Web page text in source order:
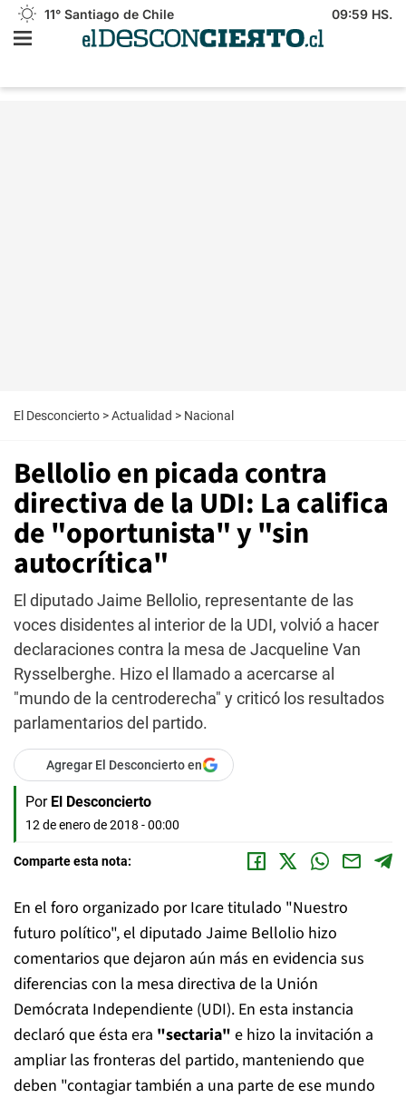
11° Santiago de Chile 09:59 HS.
El Desconcierto >Actualidad > Nacional
Bellolio en picada contra
directiva de la UDI: La califica
de "oportunista" y "sin
autocrítica"
El diputado Jaime Bellolio, representante de las
voces disidentes al interior de la UDI, volvió a hacer
declaraciones contra la mesa de Jacqueline Van
Rysselberghe. Hizo el llamado a acercarse al
"mundo de la centroderecha" y criticó los resultados
parlamentarios del partido.
Agregar El Desconcierto en
Por El Desconcierto
12 de enero de 2018 - 00:00
Comparte esta nota:
En el foro organizado por Icare titulado "Nuestro
futuro político", el diputado Jaime Bellolio hizo
comentarios que dejaron aún más en evidencia sus
diferencias con la mesa directiva de la Unión
Demócrata Independiente (UDI). En esta instancia
declaró que ésta era "sectaria" e hizo la invitación a
ampliar las fronteras del partido, manteniendo que
deben "contagiar también a una parte de ese mundo